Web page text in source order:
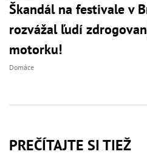
Škandál na festivale v
rozvážal ľudí
motorku!
Domáce
PREČÍTAJTE SI TIEŽ